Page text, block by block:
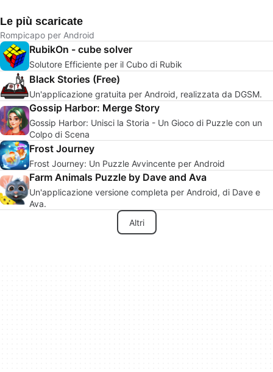
Le più scaricate
Rompicapo per Android
RubikOn - cube solver
Solutore Efficiente per il Cubo di Rubik
Black Stories (Free)
Un'applicazione gratuita per Android, realizzata da DGSM.
Gossip Harbor: Merge Story
Gossip Harbor: Unisci la Storia - Un Gioco di Puzzle con un
Colpo di Scena
Frost Journey
Frost Journey: Un Puzzle Avvincente per Android
Farm Animals Puzzle by Dave and Ava
Un'applicazione versione completa per Android, di Dave e
Ava.
Altri